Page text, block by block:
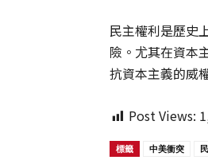
民主權利是歷史
險。尤其在資本
抗資本主義的威
Post Views:
標籤 中美衝突